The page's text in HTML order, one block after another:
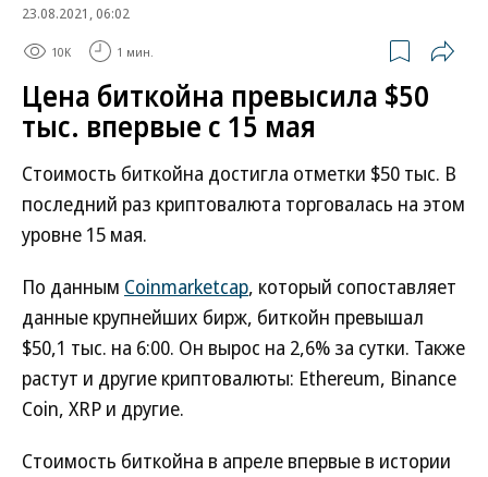
23.08.2021, 06:02
10K 1 мин.
Цена биткойна превысила $50
тыс. впервые с 15 мая
Стоимость биткойна достигла отметки $50 тыс. В
последний раз криптовалюта торговалась на этом
уровне 15 мая.
По данным Сoinmarketcap, который сопоставляет
данные крупнейших бирж, биткойн превышал
$50,1 тыс. на 6:00. Он вырос на 2,6% за сутки. Также
растут и другие криптовалюты: Ethereum, Binance
Coin, XRP и другие.
Стоимость биткойна в апреле впервые в истории